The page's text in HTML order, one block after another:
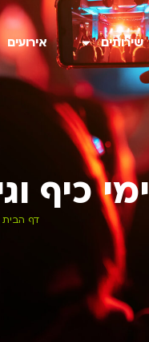
שירותים אירועים
ימי כיף
דף הבית